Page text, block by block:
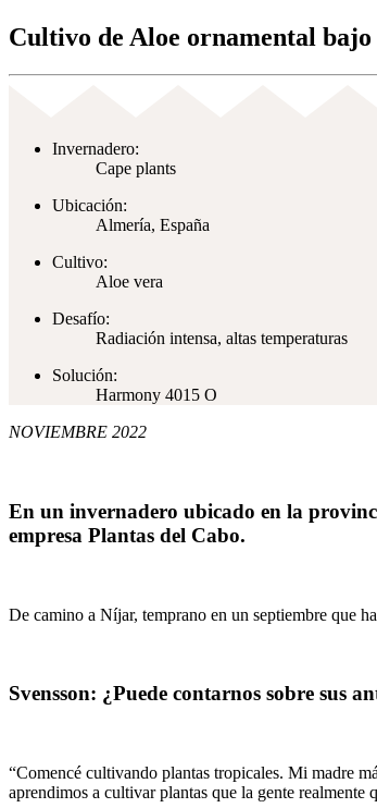
Cultivo de Aloe ornamental
Invernadero:
Cape plants
Ubicación:
Almería, España
Cultivo:
Aloe vera
Desafío:
Radiación intensa, altas temperaturas
Solución:
Harmony 4015 O
NOVIEMBRE 2022
En un invernadero ubicado en la
empresa Plantas del Cabo.
De camino a Níjar, temprano en un septiembre que
Svensson: ¿Puede contarnos sobre sus
“Comencé cultivando plantas tropicales. Mi madre
aprendimos a cultivar plantas que la gente